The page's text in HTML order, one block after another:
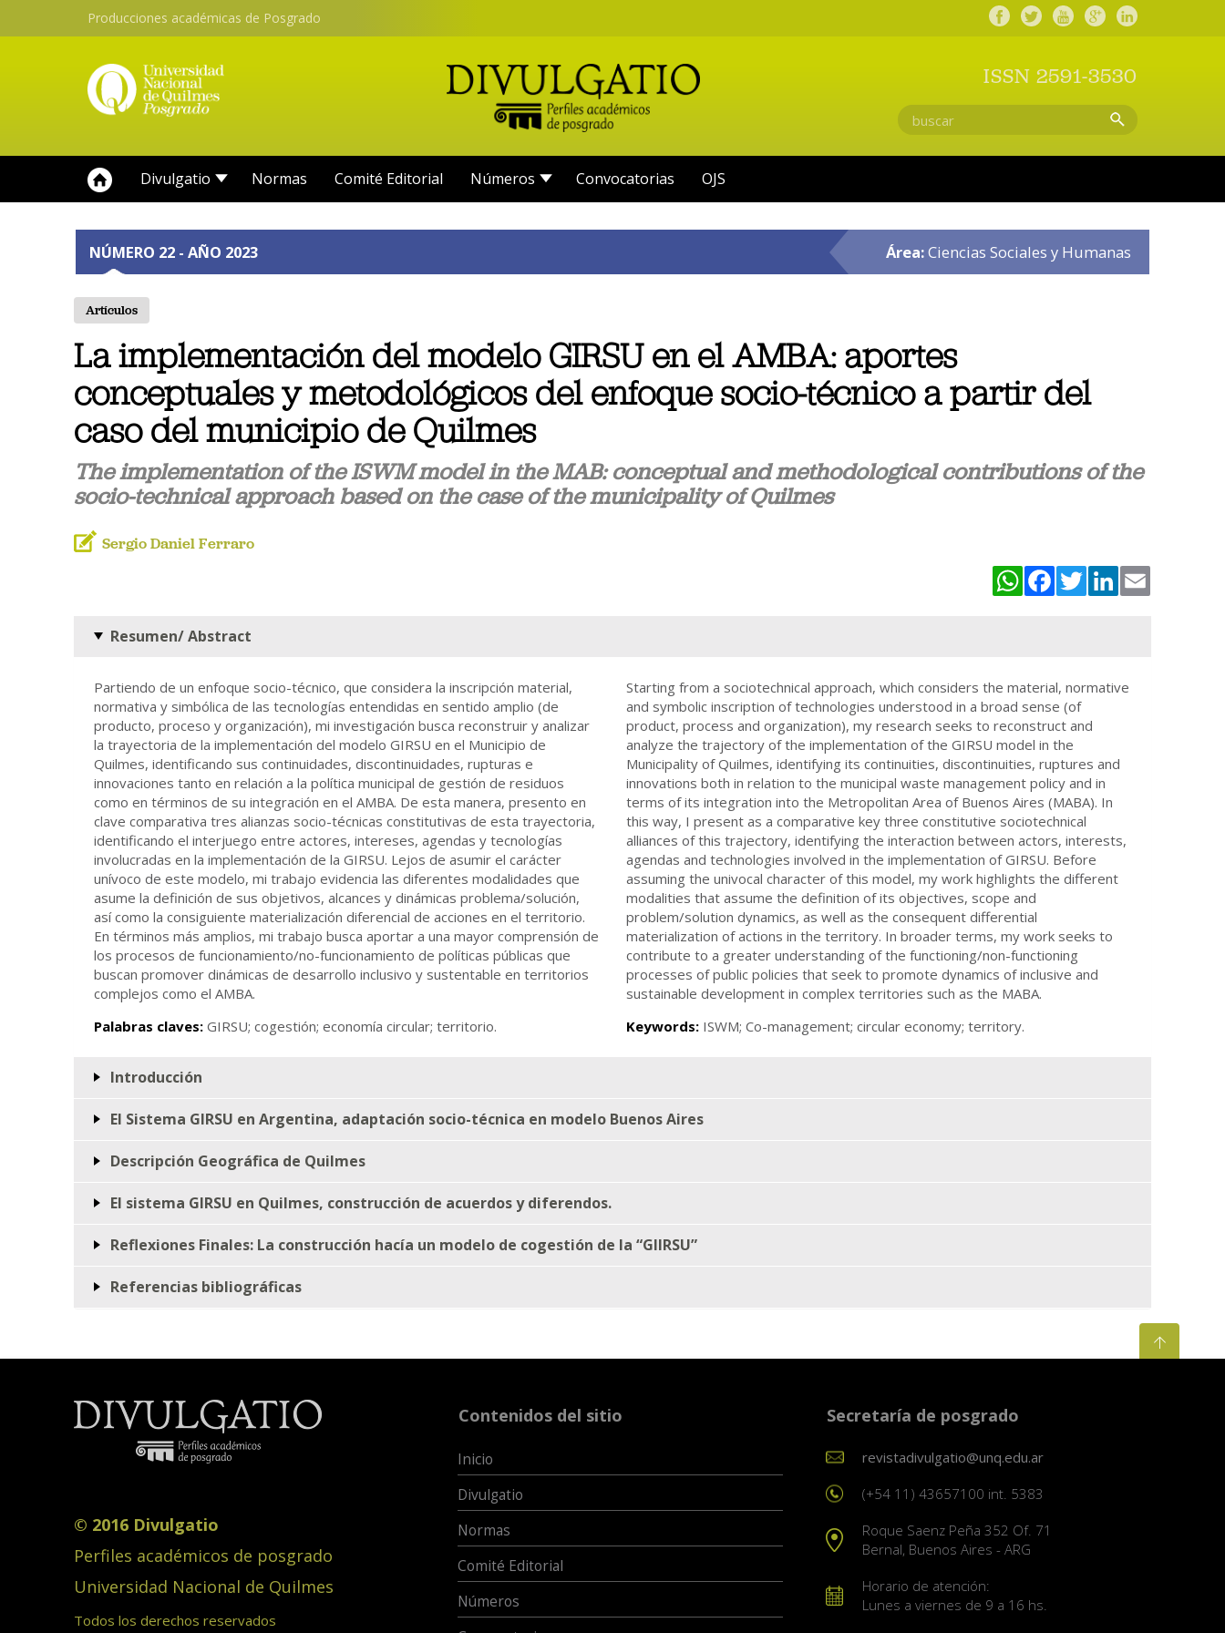
Producciones académicas de Posgrado
ISSN 2591-3530
Divulgatio Normas Comité Editorial Números Convocatorias OJS
NÚMERO 22 - AÑO 2023 Área:Ciencias Sociales y Humanas
Artículos
La implementación del modelo GIRSU en el AMBA: aportes
conceptuales y metodológicos del enfoque socio-técnico a partir del
caso del municipio de Quilmes
The implementation of the ISWM model in the MAB: conceptual and methodological contributions of the
socio-technical approach based on the case of the municipality of Quilmes
Sergio Daniel Ferraro
WhatsAppFacebookTwitterLinkedIn
Resumen/ Abstract
Partiendo de un enfoque socio-técnico, que considera la inscripción material,
normativa y simbólica de las tecnologías entendidas en sentido amplio (de
producto, proceso y organización), mi investigación busca reconstruir y analizar
la trayectoria de la implementación del modelo GIRSU en el Municipio de
Quilmes, identificando sus continuidades, discontinuidades, rupturas e
innovaciones tanto en relación a la política municipal de gestión de residuos
como en términos de su integración en el AMBA. De esta manera, presento en
clave comparativa tres alianzas socio-técnicas constitutivas de esta trayectoria,
identificando el interjuego entre actores, intereses, agendas y tecnologías
involucradas en la implementación de la GIRSU. Lejos de asumir el carácter
unívoco de este modelo, mi trabajo evidencia las diferentes modalidades que
asume la definición de sus objetivos, alcances y dinámicas problema/solución,
así como la consiguiente materialización diferencial de acciones en el territorio.
En términos más amplios, mi trabajo busca aportar a una mayor comprensión de
los procesos de funcionamiento/no-funcionamiento de políticas públicas que
buscan promover dinámicas de desarrollo inclusivo y sustentable en territorios
complejos como el AMBA.
Palabras claves: GIRSU; cogestión; economía circular; territorio.
Starting from a sociotechnical approach, which considers the material, normative
and symbolic inscription of technologies understood in a broad sense (of
product, process and organization), my research seeks to reconstruct and
analyze the trajectory of the implementation of the GIRSU model in the
Municipality of Quilmes, identifying its continuities, discontinuities, ruptures and
innovations both in relation to the municipal waste management policy and in
terms of its integration into the Metropolitan Area of Buenos Aires (MABA). In
this way, I present as a comparative key three constitutive sociotechnical
alliances of this trajectory, identifying the interaction between actors, interests,
agendas and technologies involved in the implementation of GIRSU. Before
assuming the univocal character of this model, my work highlights the different
modalities that assume the definition of its objectives, scope and
problem/solution dynamics, as well as the consequent differential
materialization of actions in the territory. In broader terms, my work seeks to
contribute to a greater understanding of the functioning/non-functioning
processes of public policies that seek to promote dynamics of inclusive and
sustainable development in complex territories such as the MABA.
Keywords: ISWM; Co-management; circular economy; territory.
Introducción
El Sistema GIRSU en Argentina, adaptación socio-técnica en modelo Buenos Aires
Descripción Geográfica de Quilmes
El sistema GIRSU en Quilmes, construcción de acuerdos y diferendos.
Reflexiones Finales: La construcción hacía un modelo de cogestión de la “GIIRSU”
Referencias bibliográficas
© 2016 Divulgatio
Perfiles académicos de posgrado
Universidad Nacional de Quilmes
Todos los derechos reservados
Contenidos del sitio
Inicio
Divulgatio
Normas
Comité Editorial
Números
Secretaría de posgrado
revistadivulgatio@unq.edu.ar
(+54 11) 43657100 int. 5383
Roque Saenz Peña 352 Of. 71
Bernal, Buenos Aires - ARG
Horario de atención:
Lunes a viernes de 9 a 16 hs.